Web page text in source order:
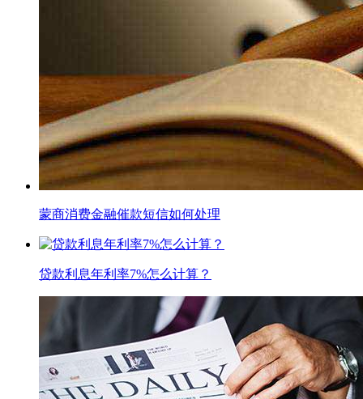
蒙商消费金融催款短信如何处理
贷款利息年利率7%怎么计算？